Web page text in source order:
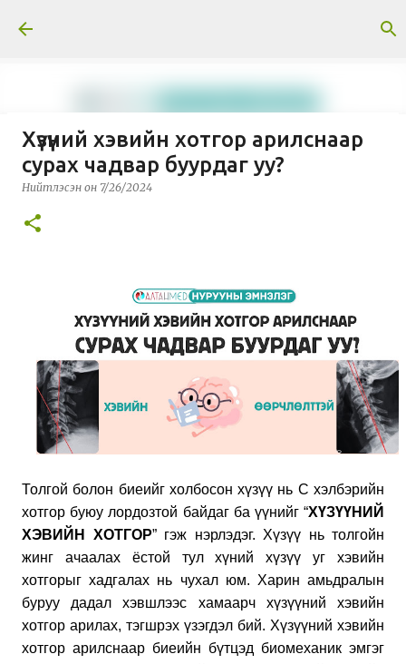
Тусгай нийтлэл: Гавриил
Абрамович Илизаров
Хүзүүний хэвийн хотгор арилснаар
сурах чадвар буурдаг уу?
Нийтлэсэн он 7/26/2024
Толгой болон биеийг холбосон хүзүү нь С хэлбэрийн
хотгор буюу лордозтой байдаг ба үүнийг “ХҮЗҮҮНИЙ
ХЭВИЙН ХОТГОР” гэж нэрлэдэг. Хүзүү нь толгойн
жинг ачаалах ёстой тул хүний хүзүү уг хэвийн
хотгорыг хадгалах нь чухал юм. Харин амьдралын
буруу дадал хэвшлээс хамаарч хүзүүний хэвийн
хотгор арилах, тэгшрэх үзэгдэл бий. Хүзүүний хэвийн
хотгор арилснаар биеийн бүтцэд биомеханик эмгэг